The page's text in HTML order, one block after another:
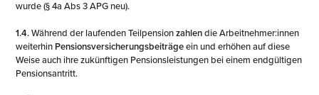
wurde (§ 4a Abs 3 APG neu).
1.4.Während der laufenden Teilpensionzahlendie Arbeitnehmer:innen
weiterhin Pensionsversicherungsbeiträgeein und erhöhen auf diese
Weise auch ihre zukünftigen Pensionsleistungen bei einem endgültigen
Pensionsantritt.